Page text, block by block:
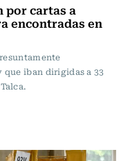
por cartas a
encontradas en
que iban dirigidas a 33